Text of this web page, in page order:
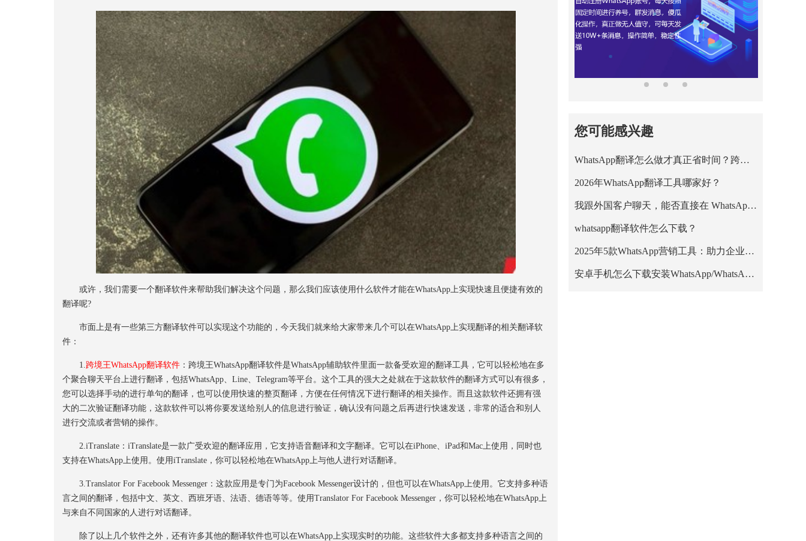
或许，我们需要一个翻译软件来帮助我们解决这个问题，那么我们应该使用什么软件才能在WhatsApp上实现快速且便捷有效的
翻译呢?
市面上是有一些第三方翻译软件可以实现这个功能的，今天我们就来给大家带来几个可以在WhatsApp上实现翻译的相关翻译软
件：
1.跨境王WhatsApp翻译软件 ：跨境王WhatsApp翻译软件是WhatsApp辅助软件里面一款备受欢迎的翻译工具，它可以轻松地在多
个聚合聊天平台上进行翻译，包括WhatsApp、Line、Telegram等平台。这个工具的强大之处就在于这款软件的翻译方式可以有很多，
您可以选择手动的进行单句的翻译，也可以使用快速的整页翻译，方便在任何情况下进行翻译的相关操作。而且这款软件还拥有强
大的二次验证翻译功能，这款软件可以将你要发送给别人的信息进行验证，确认没有问题之后再进行快速发送，非常的适合和别人
进行交流或者营销的操作。
2.iTranslate：iTranslate是一款广受欢迎的翻译应用，它支持语音翻译和文字翻译。它可以在iPhone、iPad和Mac上使用，同时也
支持在WhatsApp上使用。使用iTranslate，你可以轻松地在WhatsApp上与他人进行对话翻译。
3.Translator For Facebook Messenger：这款应用是专门为Facebook Messenger设计的，但也可以在WhatsApp上使用。它支持多种语
言之间的翻译，包括中文、英文、西班牙语、法语、德语等等。使用Translator For Facebook Messenger，你可以轻松地在WhatsApp上
与来自不同国家的人进行对话翻译。
除了以上几个软件之外，还有许多其他的翻译软件也可以在WhatsApp上实现实时的功能。这些软件大多都支持多种语言之间的
您可能感兴趣
WhatsApp翻译怎么做才真正省时间？跨境王WhatsApp客服系统的正确用法
2026年WhatsApp翻译工具哪家好？
我跟外国客户聊天，能否直接在 WhatsApp 里把英文消息翻成中文？
whatsapp翻译软件怎么下载？
2025年5款WhatsApp营销工具：助力企业高效拓客与私域增长
安卓手机怎么下载安装WhatsApp/WhatsApp Business？